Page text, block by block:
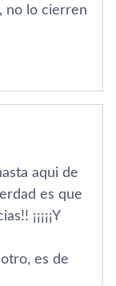
no lo cierren
aqui de
es que
¡¡¡¡¡Y
es de